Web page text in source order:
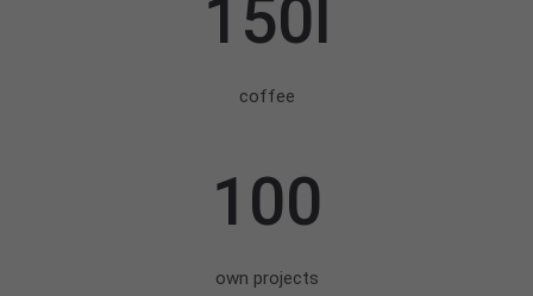
+44 1234 567 890
info@yourdomain.com
Aenean commodo ligula eget dolor. Aenean massa.
150l
coffee
100
own projects